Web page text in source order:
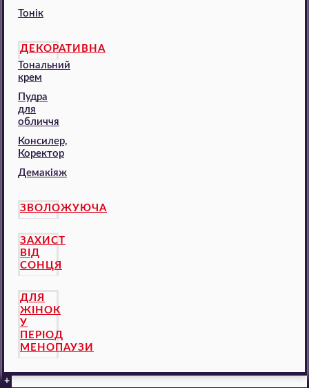
Тонік
ДЕКОРАТИВНА
Тональний
крем
Пудра
для
обличчя
Консилер,
Коректор
Демакіяж
ЗВОЛОЖУЮЧА
ЗАХИСТ
ВІД
СОНЦЯ
ДЛЯ
ЖІНОК
У
ПЕРІОД
МЕНОПАУЗИ
+